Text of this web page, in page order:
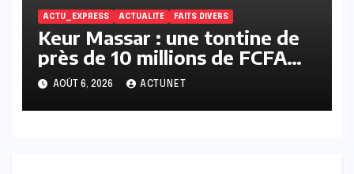
ACTU_EXPRESS ACTUALITE FAITS DIVERS
Keur Massar : une tontine de
près de 10 millions de FCFA
vire au scandale, la
responsable en prison
AOÛT 6, 2026 ACTUNET